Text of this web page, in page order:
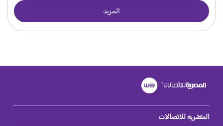
المزيد
المصريه للاتصالات